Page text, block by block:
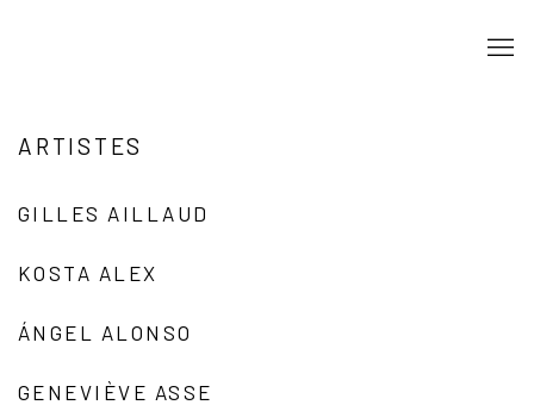
ARTISTES
GILLES AILLAUD
KOSTA ALEX
ÁNGEL ALONSO
GENEVIÈVE ASSE